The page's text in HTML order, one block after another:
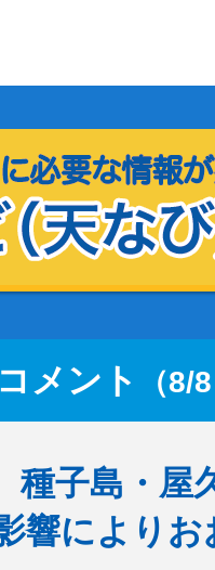
メント （8/
種子島・屋
響により